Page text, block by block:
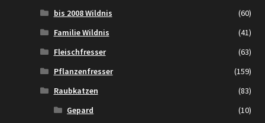
bis 2008 Wildnis
(60)
Familie Wildnis
(41)
Fleischfresser
(63)
Pflanzenfresser
(159)
Raubkatzen
(83)
Gepard
(10)